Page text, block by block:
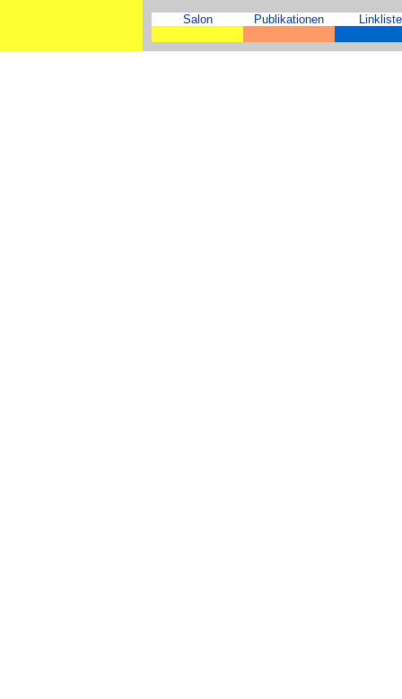
Salon Publikationen Linkliste